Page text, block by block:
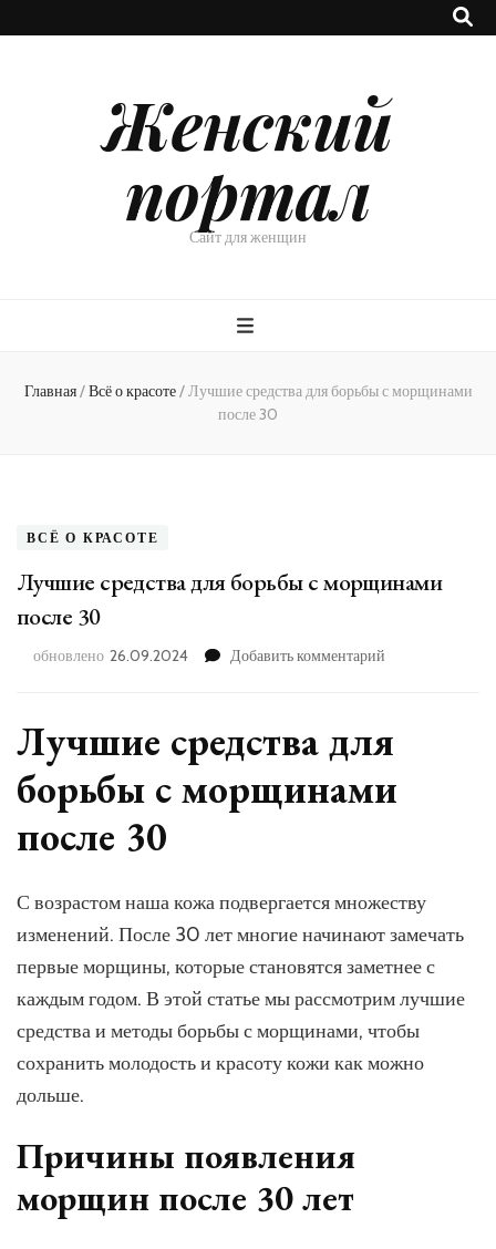
Женский
портал
Сайт для женщин
Главная/Всё о красоте/Лучшие средства для борьбы с морщинами
после 30
ВСЁ О КРАСОТЕ
Лучшие средства для борьбы с морщинами
после 30
обновлено 26.09.2024 Добавить комментарий
для
с
Лучшие средства для
борьбы с морщинами
после 30
С возрастом наша кожа подвергается множеству
изменений. После 30 лет многие начинают замечать
первые морщины, которые становятся заметнее с
каждым годом. В этой статье мы рассмотрим лучшие
средства и методы борьбы с морщинами, чтобы
сохранить молодость и красоту кожи как можно
дольше.
Причины появления
морщин после 30 лет